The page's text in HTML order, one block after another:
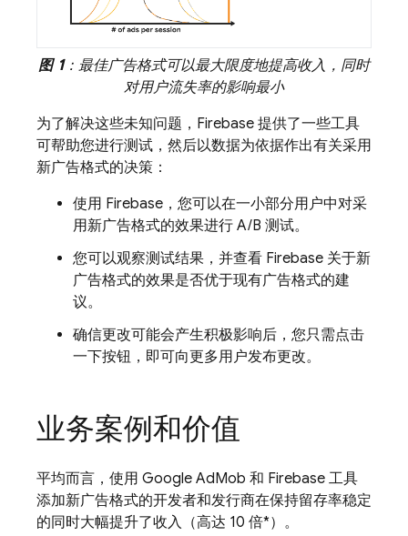
图 1：最佳广告格式可以最大限度地提高收入，同时
对用户流失率的影响最小
为了解决这些未知问题，Firebase 提供了一些工具
可帮助您进行测试，然后以数据为依据作出有关采用
新广告格式的决策：
使用 Firebase，您可以在一小部分用户中对采
用新广告格式的效果进行 A/B 测试。
您可以观察测试结果，并查看 Firebase 关于新
广告格式的效果是否优于现有广告格式的建
议。
确信更改可能会产生积极影响后，您只需点击
一下按钮，即可向更多用户发布更改。
业务案例和价值
平均而言，使用 Google AdMob 和 Firebase 工具
添加新广告格式的开发者和发行商在保持留存率稳定
的同时大幅提升了收入（高达 10 倍*）。